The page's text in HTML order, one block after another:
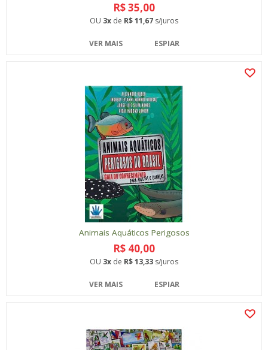
R$ 35,00
OU 3x de R$ 11,67 s/juros
VER MAIS ESPIAR
Animais Aquáticos Perigosos
R$ 40,00
OU 3x de R$ 13,33 s/juros
VER MAIS ESPIAR